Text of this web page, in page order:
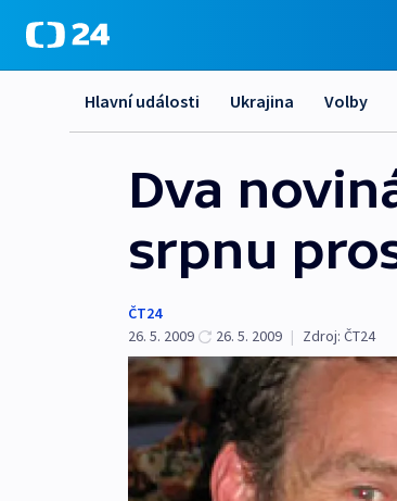
Hlavní události Ukrajina Volby
Dva
srpnu
ČT24
26. 5. 2009
26. 5. 2009 | Zdroj: ČT24